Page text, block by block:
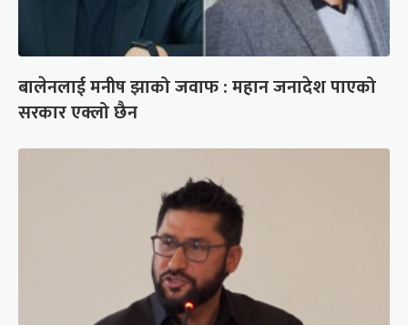
बालेनलाई मनीष झाको जवाफ : महान जनादेश पाएको
सरकार एक्लो छैन